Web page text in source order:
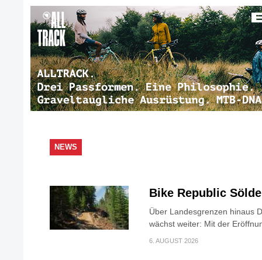
NEWS
Bike Republic
Über Landesgrenzen hinaus
wächst weiter: Mit der
6. AUGUST 2026